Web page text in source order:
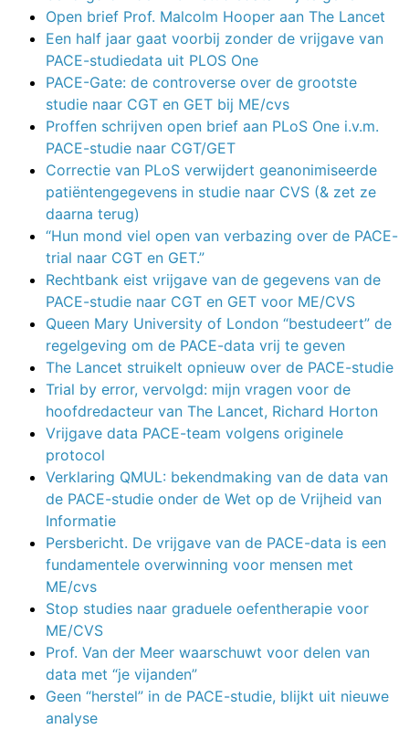
Open brief Prof. Malcolm Hooper aan The Lancet
Een half jaar gaat voorbij zonder de vrijgave van
PACE-studiedata uit PLOS One
PACE-Gate: de controverse over de grootste
studie naar CGT en GET bij ME/cvs
Proffen schrijven open brief aan PLoS One i.v.m.
PACE-studie naar CGT/GET
Correctie van PLoS verwijdert geanonimiseerde
patiëntengegevens in studie naar CVS (& zet ze
daarna terug)
“Hun mond viel open van verbazing over de PACE-
trial naar CGT en GET.”
Rechtbank eist vrijgave van de gegevens van de
PACE-studie naar CGT en GET voor ME/CVS
Queen Mary University of London “bestudeert” de
regelgeving om de PACE-data vrij te geven
The Lancet struikelt opnieuw over de PACE-studie
Trial by error, vervolgd: mijn vragen voor de
hoofdredacteur van The Lancet, Richard Horton
Vrijgave data PACE-team volgens originele
protocol
Verklaring QMUL: bekendmaking van de data van
de PACE-studie onder de Wet op de Vrijheid van
Informatie
Persbericht. De vrijgave van de PACE-data is een
fundamentele overwinning voor mensen met
ME/cvs
Stop studies naar graduele oefentherapie voor
ME/CVS
Prof. Van der Meer waarschuwt voor delen van
data met “je vijanden”
Geen “herstel” in de PACE-studie, blijkt uit nieuwe
analyse